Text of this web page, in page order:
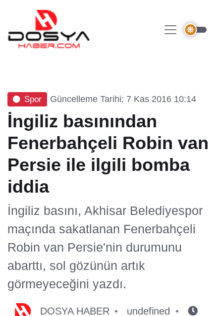
Spor Güncelleme Tarihi: 7 Kas 2016 10:14
İngiliz basınından
Fenerbahçeli Robin van
Persie ile ilgili bomba
iddia
İngiliz basını, Akhisar Belediyespor
maçında sakatlanan Fenerbahçeli
Robin van Persie'nin durumunu
abarttı, sol gözünün artık
görmeyeceğini yazdı.
DOSYA HABER undefined